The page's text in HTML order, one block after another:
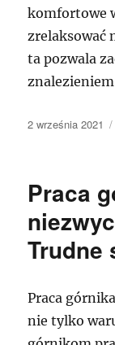
komfortowe
zrelaksować
ta pozwala
Data
2 września 2021
Praca
Trudne
Praca
nie tylko